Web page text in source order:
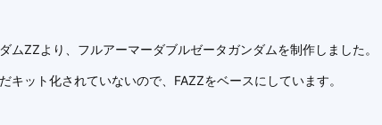
ムZZより、フルアーマーダブルゼータガンダムを制作しました。
キット化されていないので、FAZZをベースにしています。